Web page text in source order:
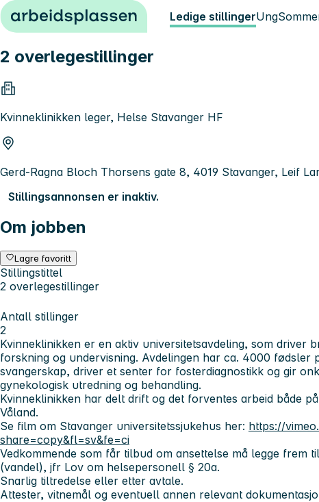
Hopp til innhold Ledige stillingerUng
2 overlegestillinger
Kvinneklinikken leger, Helse Stavanger HF
Gerd-Ragna Bloch Thorsens gate 8, 4019 Stavanger, Leif
Stillingsannonsen er inaktiv.
Om jobben
Lagre favoritt
Stillingstittel
2 overlegestillinger
Antall stillinger
2
Kvinneklinikken er en aktiv universitetsavdeling, som driver
forskning og undervisning. Avdelingen har ca. 4000 fødsler
svangerskap, driver et senter for fosterdiagnostikk og gir
gynekologisk utredning og behandling.
Kvinneklinikken har delt drift og det forventes arbeid både
Våland.
Se film om Stavanger universitetssjukehus her: https://
share=copy&fl=sv&fe=ci
Vedkommende som får tilbud om ansettelse må legge frem
(vandel), jfr Lov om helsepersonell § 20a.
Snarlig tiltredelse eller etter avtale.
Attester, vitnemål og eventuell annen relevant